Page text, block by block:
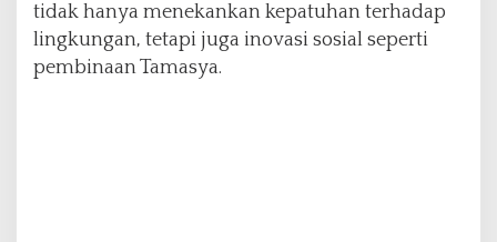
tidak hanya menekankan kepatuhan terhadap
lingkungan, tetapi juga inovasi sosial seperti
pembinaan Tamasya.